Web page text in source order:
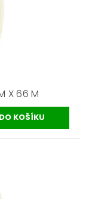
X 66 M